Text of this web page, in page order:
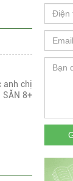
anh chị
SĂN 8+